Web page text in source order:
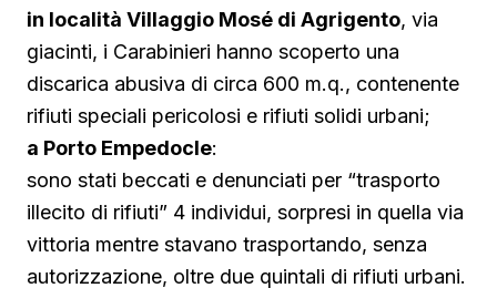
in località Villaggio Mosé di Agrigento, via
giacinti, i Carabinieri hanno scoperto una
discarica abusiva di circa 600 m.q., contenente
rifiuti speciali pericolosi e rifiuti solidi urbani;
a Porto Empedocle:
sono stati beccati e denunciati per “trasporto
illecito di rifiuti” 4 individui, sorpresi in quella via
vittoria mentre stavano trasportando, senza
autorizzazione, oltre due quintali di rifiuti urbani.